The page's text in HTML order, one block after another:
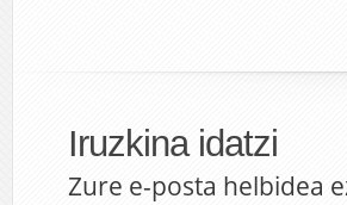
Iruzkina idatzi
Zure e-posta helbidea